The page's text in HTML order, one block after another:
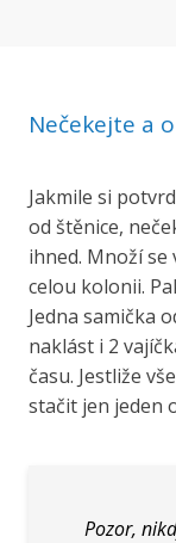
Nečekejte a
Jakmile si
od štěnice,
ihned. Množí se
celou kolonii.
Jedna samička
naklást i 2
času. Jestliže
stačit jen jeden
Pozor,